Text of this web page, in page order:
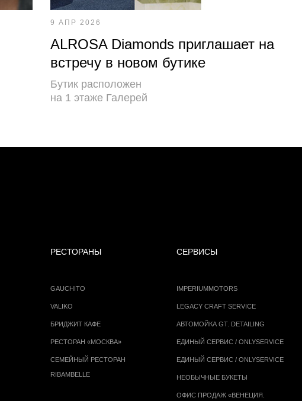
9 АПР 2026
ALROSA Diamonds приглашает на
встречу в новом бутике
Бутик расположен
на 1 этаже Галерей
РЕСТОРАНЫ
GAUCHITO
VALIKO
БРИДЖИТ КАФЕ
РЕСТОРАН «МОСКВА»
СЕМЕЙНЫЙ РЕСТОРАН
RIBAMBELLE
СЕРВИСЫ
IMPERIUMMOTORS
LEGACY CRAFT SERVICE
АВТОМОЙКА GT. DETAILING
ЕДИНЫЙ СЕРВИС / ONLYSERVICE
ЕДИНЫЙ СЕРВИС / ONLYSERVICE
НЕОБЫЧНЫЕ БУКЕТЫ
ОФИС ПРОДАЖ «ВЕНЕЦИЯ.